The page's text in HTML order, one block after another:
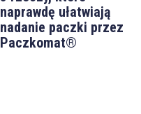
naprawdę ułatwiają
nadanie paczki przez
Paczkomat®